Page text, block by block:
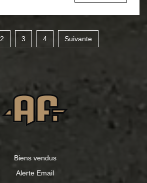
23m²). Beau jardin 560m² avec
véhicules sur terrain. Chauffage
2 3 4 Suivante
Biens vendus
Alerte Email